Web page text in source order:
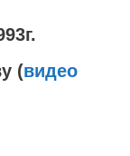
(видео